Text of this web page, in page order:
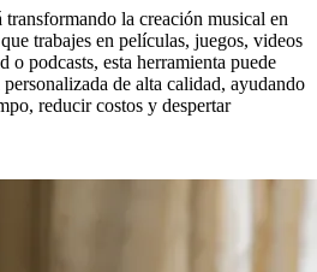
la creación musical en
trabajes en películas, juegos, videos
o podcasts, esta herramienta puede
de alta calidad, ayudando
reducir costos y despertar